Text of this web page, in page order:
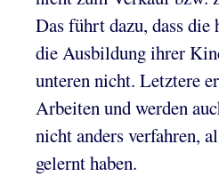
Das führt dazu, dass die
die Ausbildung ihrer
unteren nicht. Letztere
Arbeiten und werden
nicht anders verfahren,
gelernt haben.